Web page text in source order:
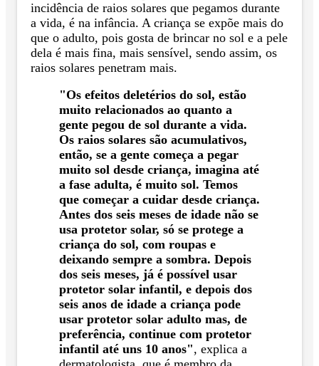
incidência de raios solares que pegamos durante
a vida, é na infância. A criança se expõe mais do
que o adulto, pois gosta de brincar no sol e a pele
dela é mais fina, mais sensível, sendo assim, os
raios solares penetram mais.
"Os efeitos deletérios do sol, estão
muito relacionados ao quanto a
gente pegou de sol durante a vida.
Os raios solares são acumulativos,
então, se a gente começa a pegar
muito sol desde criança, imagina até
a fase adulta, é muito sol. Temos
que começar a cuidar desde criança.
Antes dos seis meses de idade não se
usa protetor solar, só se protege a
criança do sol, com roupas e
deixando sempre a sombra. Depois
dos seis meses, já é possível usar
protetor solar infantil, e depois dos
seis anos de idade a criança pode
usar protetor solar adulto mas, de
preferência, continue com protetor
infantil até uns 10 anos", explica a